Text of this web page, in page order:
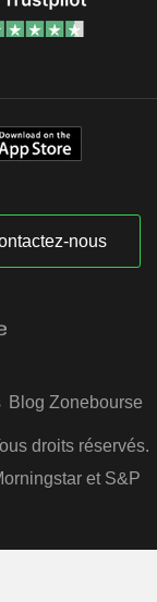
nous
Blog Zonebourse
droits réservés.
et S&P